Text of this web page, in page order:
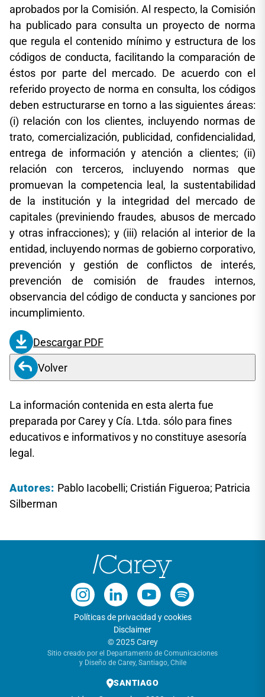
aprobados por la Comisión. Al respecto, la Comisión
ha publicado para consulta un proyecto de norma
que regula el contenido mínimo y estructura de los
códigos de conducta, facilitando la comparación de
éstos por parte del mercado. De acuerdo con el
referido proyecto de norma en consulta, los códigos
deben estructurarse en torno a las siguientes áreas:
(i) relación con los clientes, incluyendo normas de
trato, comercialización, publicidad, confidencialidad,
entrega de información y atención a clientes; (ii)
relación con terceros, incluyendo normas que
promuevan la competencia leal, la sustentabilidad
de la institución y la integridad del mercado de
capitales (previniendo fraudes, abusos de mercado
y otras infracciones); y (iii) relación al interior de la
entidad, incluyendo normas de gobierno corporativo,
prevención y gestión de conflictos de interés,
prevención de comisión de fraudes internos,
observancia del código de conducta y sanciones por
incumplimiento.
Descargar PDF
Volver
La información contenida en esta alerta fue
preparada por Carey y Cía. Ltda. sólo para fines
educativos e informativos y no constituye asesoría
legal.
Autores: Pablo Iacobelli; Cristián Figueroa; Patricia
Silberman
Políticas de privacidad y cookies
Disclaimer
© 2025 Carey
Sitio creado por el Departamento de Comunicaciones
y Diseño de Carey, Santiago, Chile
SANTIAGO